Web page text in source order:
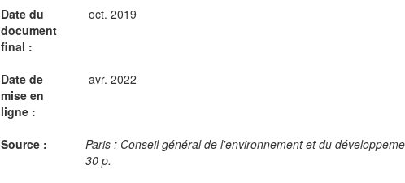
Date du
document
final :
oct. 2019
Date de
mise en
ligne :
avr. 2022
Source :
Paris : Conseil général de l'environnement et du
30 p.